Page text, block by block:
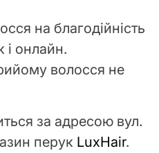
на благодійність
онлайн.
волосся не
за адресою вул.
перук LuxHair.